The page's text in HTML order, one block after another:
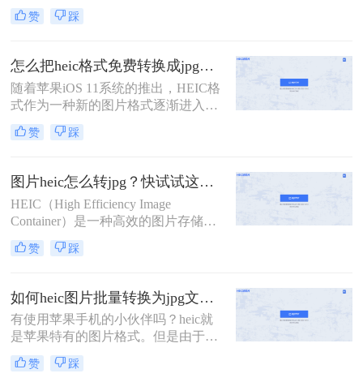
HEIC格式就是近年来逐渐流行起来的
一种。然而，由于这种格式的特殊
接支持。因此，本文将详细介绍heic
格式的照片怎么转换成jpg，以满足不
同场景下的需求。
赞 踩
怎么把heic格式免费转换成jpg？3种方法轻松解决，原来这么简单！
随着苹果iOS 11系统的推出，HEIC格
式作为一种新的图片格式逐渐进入人
们的视野。这种格式能够在保证照片
质量的同时，减少系统储存空间的占
多Windows用户在电脑上无法直接查
看或打开HEIC格式的图片。为此，我
们需要将其转换为更通用的JPG格
式。那么怎么把heic格式免费转换成
jpg呢？以下是几种免费的HEIC转JPG
的方法，供您参考。
赞 踩
图片heic怎么转jpg？快试试这几个方法！
HEIC（High Efficiency Image
Container）是一种高效的图片存储格
式，由苹果公司开发，主要用于iOS
设备和macOS系统中。然而，由于其
支持HEIC格式，因此在实际应用中，
经常需要将HEIC图片转换为更通用的
JPG格式。那么图片heic怎么转jpg
呢？以下是一些将HEIC图片转换为
JPG格式的方法，帮助用户轻松实现
格式转换。
赞 踩
如何heic图片批量转换为jpg文件？这三种方法快速转换格式！
有使用苹果手机的小伙伴吗？heic就
是苹果特有的图片格式。但是由于目
前这种格式还不够普及，所以可能将
这些图片上传到某平台的时候，或是
赞 踩